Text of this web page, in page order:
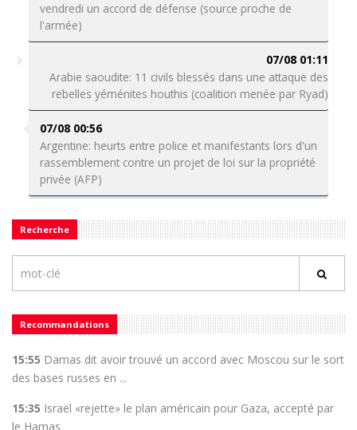
vendredi un accord de défense (source proche de
l'armée)
07/08 01:11
Arabie saoudite: 11 civils blessés dans une attaque des
rebelles yéménites houthis (coalition menée par Ryad)
07/08 00:56
Argentine: heurts entre police et manifestants lors d'un
rassemblement contre un projet de loi sur la propriété
privée (AFP)
Recherche
Recommandations
15:55 Damas dit avoir trouvé un accord avec Moscou sur le sort
des bases russes en ...
15:35 Israël «rejette» le plan américain pour Gaza, accepté par
le Hamas